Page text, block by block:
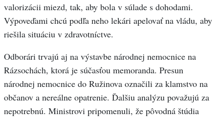
valorizácii miezd, tak, aby bola v súlade s dohodami.
Výpoveďami chcú podľa neho lekári apelovať na vládu, aby
riešila situáciu v zdravotníctve.
Odborári trvajú aj na výstavbe národnej nemocnice na
Rázsochách, ktorá je súčasťou memoranda. Presun
národnej nemocnice do Ružinova označili za klamstvo na
občanov a nereálne opatrenie. Ďalšiu analýzu považujú za
nepotrebnú. Ministrovi pripomenuli, že pôvodná štúdia